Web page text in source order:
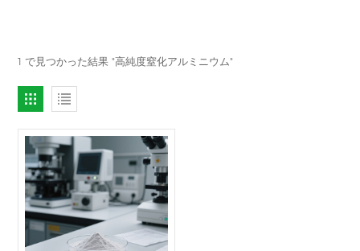
1 で見つかった結果 "高純度窒化アルミニウム"